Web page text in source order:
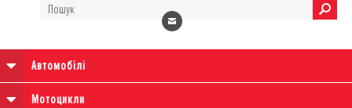
Автомобілі
Мотоцикли